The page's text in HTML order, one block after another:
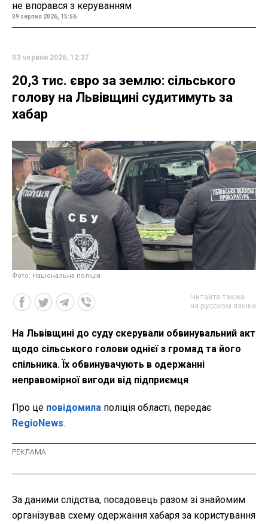
не впорався з керуванням
09 серпня 2026, 15:56
03 червня 2026, 12:37
20,3 тис. євро за землю: сільського
голову на Львівщині судитимуть за
хабар
Фото: Національна поліція
Читайте также
на русском языке
На Львівщині до суду скерували обвинувальний акт
щодо сільського голови однієї з громад та його
спільника. Їх обвинувачують в одержанні
неправомірної вигоди від підприємця
Про це повідомила поліція області, передає
RegioNews.
За даними слідства, посадовець разом зі знайомим
організував схему одержання хабаря за користування